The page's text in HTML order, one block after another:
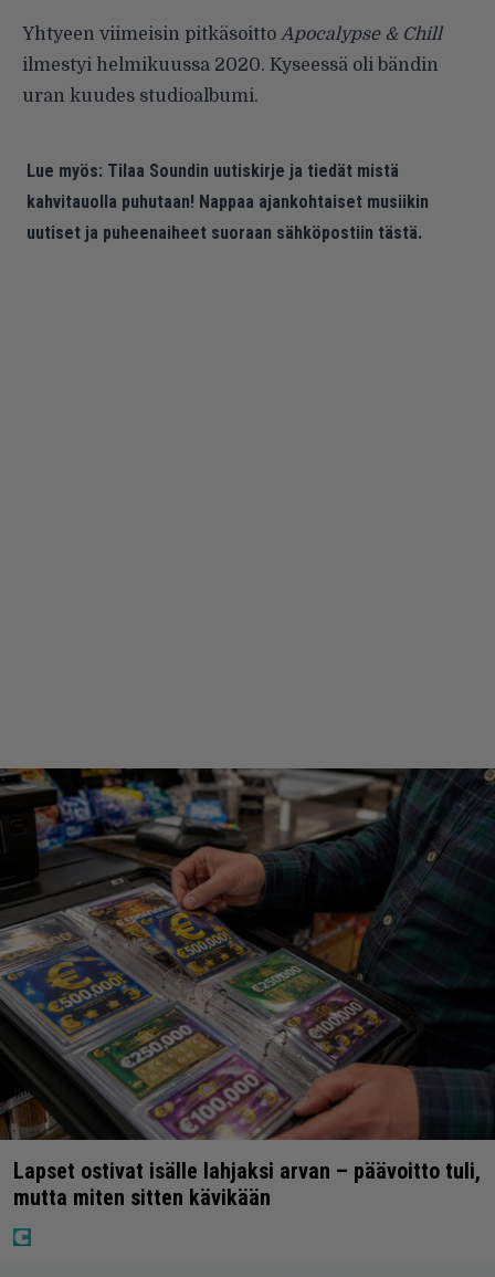
Yhtyeen viimeisin pitkäsoitto Apocalypse & Chill
ilmestyi helmikuussa 2020. Kyseessä oli bändin
uran kuudes studioalbumi.
Lue myös: Tilaa Soundin uutiskirje ja tiedät mistä
kahvitauolla puhutaan! Nappaa ajankohtaiset musiikin
uutiset ja puheenaiheet suoraan sähköpostiin tästä.
Lapset ostivat isälle lahjaksi arvan – päävoitto tuli,
mutta miten sitten kävikään